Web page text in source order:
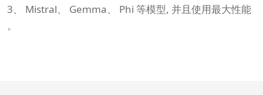
3、 Mistral、 Gemma、 Phi 等模型, 并且使用最大性能
。